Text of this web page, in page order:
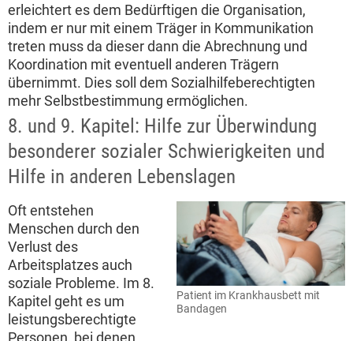
erleichtert es dem Bedürftigen die Organisation,
indem er nur mit einem Träger in Kommunikation
treten muss da dieser dann die Abrechnung und
Koordination mit eventuell anderen Trägern
übernimmt. Dies soll dem Sozialhilfeberechtigten
mehr Selbstbestimmung ermöglichen.
8. und 9. Kapitel: Hilfe zur Überwindung
besonderer sozialer Schwierigkeiten und
Hilfe in anderen Lebenslagen
Patient im Krankhausbett mit
Bandagen
Oft entstehen
Menschen durch den
Verlust des
Arbeitsplatzes auch
soziale Probleme. Im 8.
Kapitel geht es um
leistungsberechtigte